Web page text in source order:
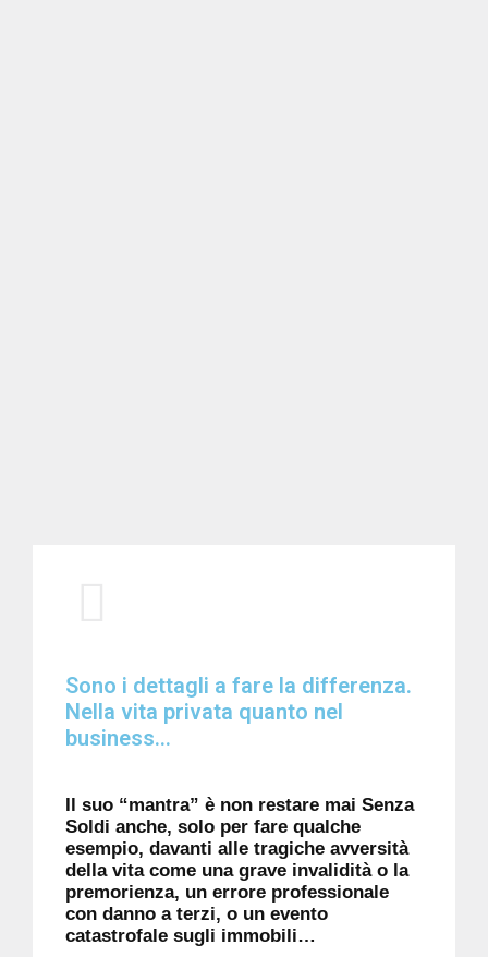
Sono i dettagli a fare la differenza.
Nella vita privata quanto nel
business...
Il suo “mantra” è non restare mai Senza
Soldi anche, solo per fare qualche
esempio, davanti alle tragiche avversità
della vita come una grave invalidità o la
premorienza, un errore professionale
con danno a terzi, o un evento
catastrofale sugli immobili…